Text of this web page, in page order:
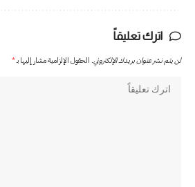
اترك تعليقاً
لن يتم نشر عنوان بريدك الإلكتروني. الحقول الإلزامية مشار إليها بـ*